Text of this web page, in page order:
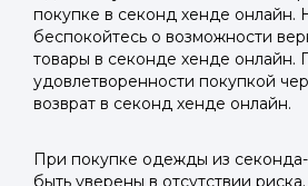
покупке в секонд хенде онлайн.
беспокойтесь о возможности
товары в секонде хенде онлайн.
удовлетворенности покупкой
возврат в секонд хенде онлайн.
При покупке одежды из
быть уверены в отсутствии